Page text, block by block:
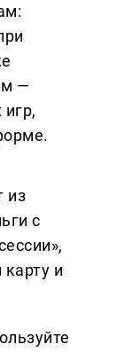
—
из
с
и